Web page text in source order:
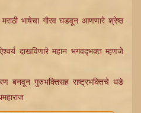
मराठी भाषेचा गौरव घडवून आणणारे श्रेष्ठ
दाखविणारे महान भगवद्‍भक्त म्हणजे
बनवून गुरुभक्तिसह राष्ट्रभक्तिचे धडे